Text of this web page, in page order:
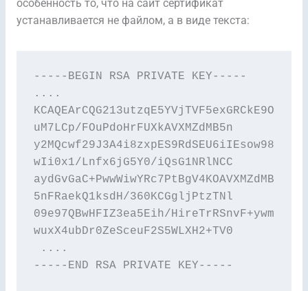
особенность то, что на сайт сертификат
устанавливается не файлом, а в виде текста:
-----BEGIN RSA PRIVATE KEY-----
....
KCAQEArCQG213utzqE5YVjTVF5exGRCkE9O
uM7LCp/FOuPdoHrFUXkAVXMZdMB5n
y2MQcwf29J3A4i8zxpES9RdSEU6iIEsow98
wIi0x1/Lnfx6jG5Y0/iQsG1NRlNCC
aydGvGaC+PwwWiwYRc7PtBgV4KOAVXMZdMB
5nFRaekQ1ksdH/360KCGgljPtzTNl
09e97QBwHFIZ3ea5Eih/HireTrRSnvF+ywm
wuxX4ubDr0ZeSceuF2S5WLXH2+TV0
-----END RSA PRIVATE KEY-----